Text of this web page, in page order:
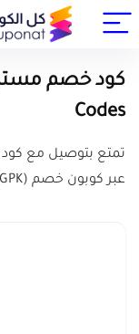
Codes
تمتع بتوصيل مع
عبر كوبون خصم (GPK) Mr Mandoob.